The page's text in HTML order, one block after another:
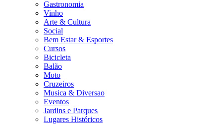
Gastronomia
Vinho
Arte & Cultura
Social
Bem Estar & Esportes
Cursos
Bicicleta
Balão
Moto
Cruzeiros
Musica & Diversao
Eventos
Jardins e Parques
Lugares Históricos